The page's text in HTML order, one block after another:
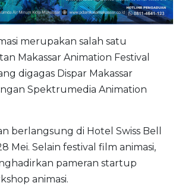
merupakan salah satu
Makassar Animation Festival
digagas Dispar Makassar
Spektrumedia Animation
berlangsung di Hotel Swiss Bell
Mei. Selain festival film animasi,
pameran startup
animasi.